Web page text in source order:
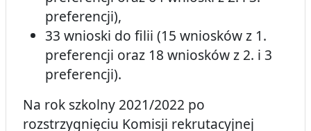
preferencji),
33 wnioski do filii (15 wniosków z 1.
preferencji oraz 18 wniosków z 2. i 3
preferencji).
Na rok szkolny 2021/2022 po
rozstrzygnięciu Komisji rekrutacyjnej